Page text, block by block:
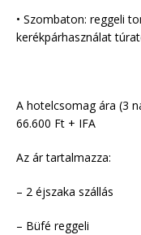
• Szombaton: reggeli
kerékpárhasználat
A hotelcsomag ára (3
66.600 Ft + IFA
Az ár tartalmazza:
– 2 éjszaka szállás
– Büfé reggeli